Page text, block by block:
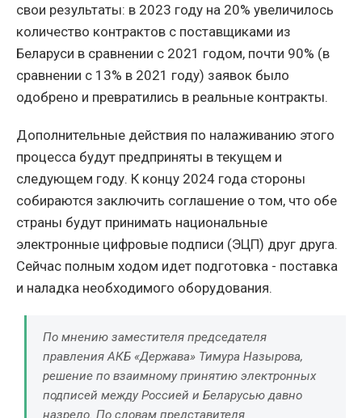
свои результаты: в 2023 году на 20% увеличилось
количество контрактов с поставщиками из
Беларуси в сравнении с 2021 годом, почти 90% (в
сравнении с 13% в 2021 году) заявок было
одобрено и превратились в реальные контракты.
Дополнительные действия по налаживанию этого
процесса будут предприняты в текущем и
следующем году. К концу 2024 года стороны
собираются заключить соглашение о том, что обе
страны будут принимать национальные
электронные цифровые подписи (ЭЦП) друг друга.
Сейчас полным ходом идет подготовка - поставка
и наладка необходимого оборудования.
По мнению заместителя председателя
правления АКБ «Держава» Тимура Назырова,
решение по взаимному принятию электронных
подписей между Россией и Беларусью давно
назрело. По словам представителя